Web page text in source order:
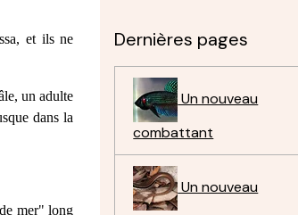
et ils ne
un adulte
dans la
mer" long
Dernières pages
Un nouveau
combattant
Un nouveau